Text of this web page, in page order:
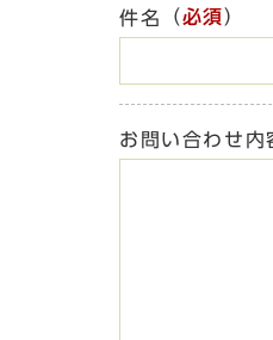
件名 （必須）
お問い合わせ内